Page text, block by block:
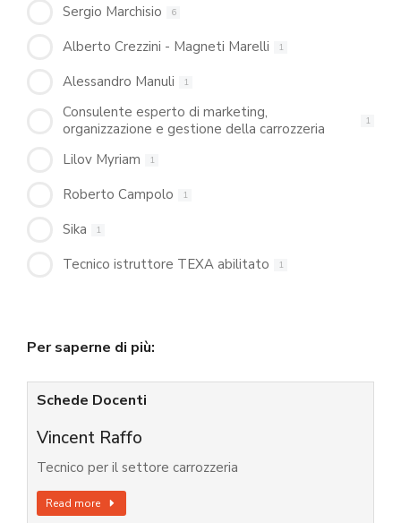
Sergio Marchisio 6
Alberto Crezzini - Magneti Marelli 1
Alessandro Manuli 1
Consulente esperto di marketing,
organizzazione e gestione della carrozzeria
1
Lilov Myriam 1
Roberto Campolo 1
Sika 1
Tecnico istruttore TEXA abilitato 1
Per saperne di più:
Schede Docenti
Vincent Raffo
Tecnico per il settore carrozzeria
Read more